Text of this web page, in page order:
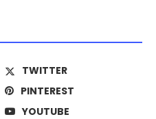
TWITTER
PINTEREST
YOUTUBE